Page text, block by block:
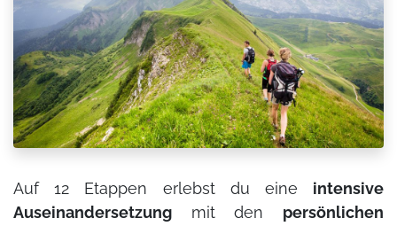
Auf 12 Etappen erlebst du eine intensive
Auseinandersetzung mit den persönlichen